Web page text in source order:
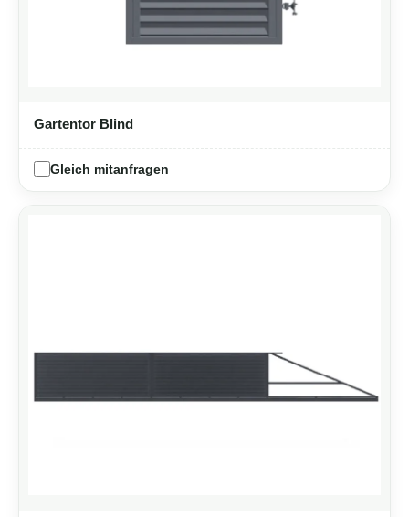
Gartentor Blind
Gleich mitanfragen